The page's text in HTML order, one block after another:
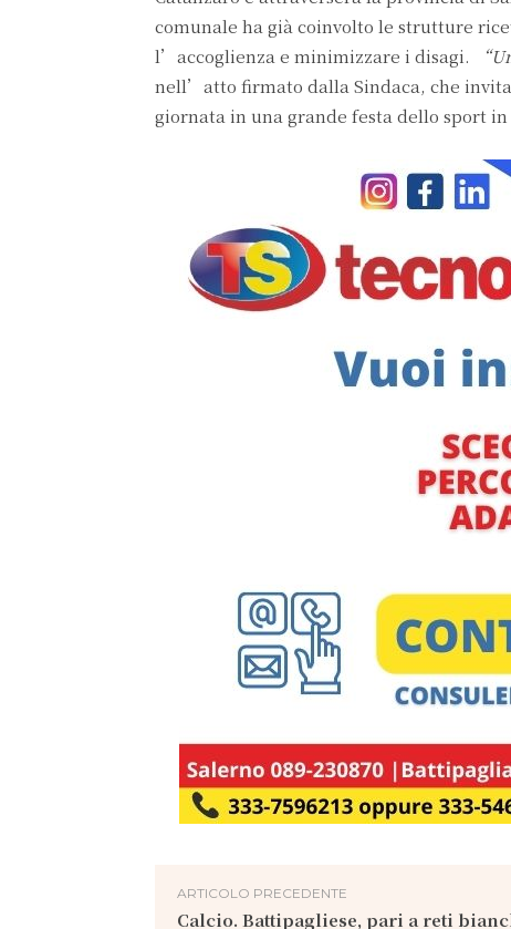
comunale ha già coinvolto le strutture
l’accoglienza e minimizzare i disagi.
nell’atto firmato dalla Sindaca, che
giornata in una grande festa dello sport in
ARTICOLO PRECEDENTE
Calcio. Battipagliese, pari a reti